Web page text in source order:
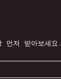
저 받아보세요.